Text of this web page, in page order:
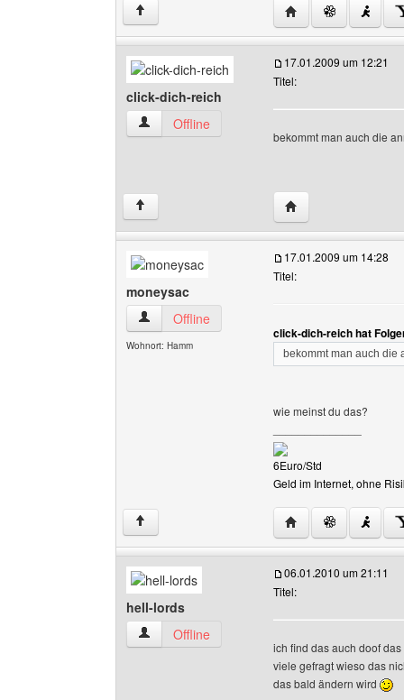
↑ Website dieses
click-dich-reich
click-dich-reich Benutzer-Profile anzeigen
Offline
17.01.2009 um 12:21
Titel:
bekommt man auch die
↑ Website dieses
moneysac
moneysac Benutzer-Profile anzeigen
Offline
Wohnort: Hamm
17.01.2009 um 14:28
Titel:
click-dich-reich hat
bekommt man auch die
wie meinst du das?
6Euro/Std
Geld im Internet, ohne
↑ Website dieses
hell-lords
hell-lords Benutzer-Profile anzeigen
Offline
06.01.2010 um 21:11
Titel:
ich find das auch doof
viele gefragt wieso das
das bald ändern wird